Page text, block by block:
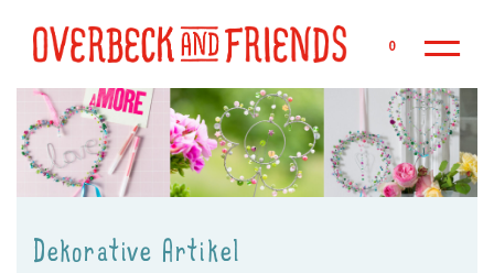
0
Dekorative Artikel